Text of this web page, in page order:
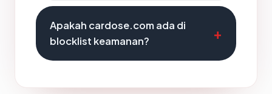
Apakah cardose.com ada di
blocklist keamanan?